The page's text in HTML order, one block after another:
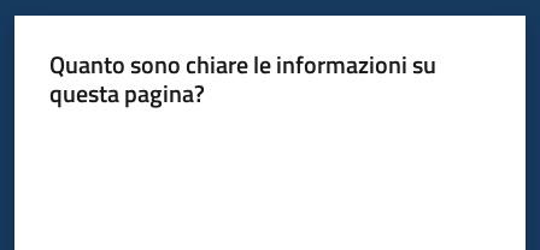
Quanto sono chiare le informazioni su
questa pagina?